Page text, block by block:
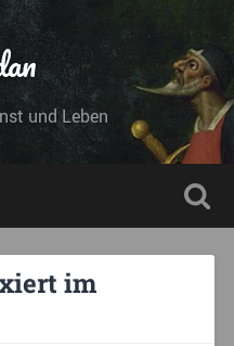
und Leben
im